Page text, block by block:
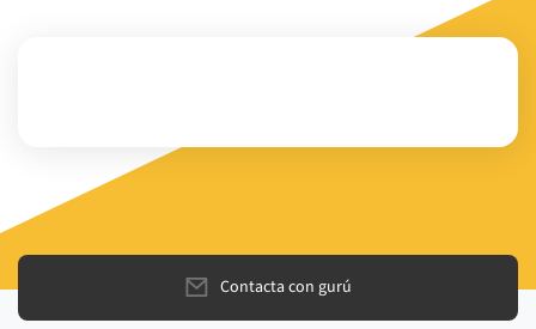
Contacta con gurú